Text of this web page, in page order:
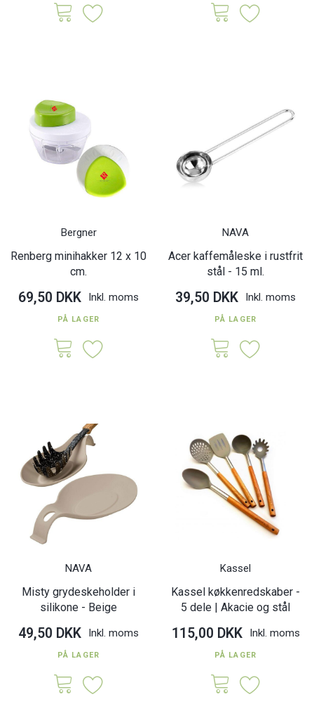
Bergner
Renberg minihakker 12 x 10
cm.
69,50 DKK Inkl. moms
PÅ LAGER
NAVA
Acer kaffemåleske i rustfrit
stål - 15 ml.
39,50 DKK Inkl. moms
PÅ LAGER
NAVA
Misty grydeskeholder i
silikone - Beige
49,50 DKK Inkl. moms
PÅ LAGER
Kassel
Kassel køkkenredskaber -
5 dele | Akacie og stål
115,00 DKK Inkl. moms
PÅ LAGER